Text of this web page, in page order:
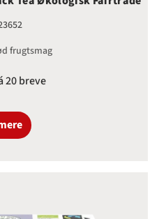
frugtsmag
20 breve